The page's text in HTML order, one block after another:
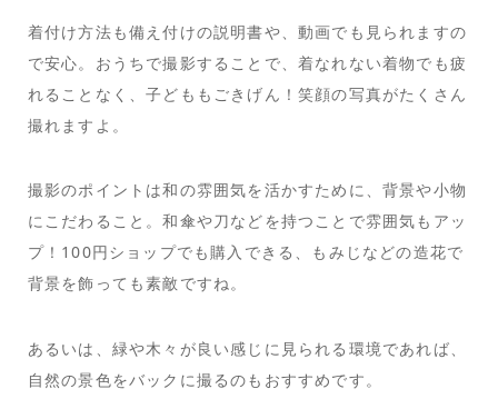
着付け方法も備え付けの説明書や、動画でも見られますの
で安心。おうちで撮影することで、着なれない着物でも疲
れることなく、子どももごきげん！笑顔の写真がたくさん
撮れますよ。
撮影のポイントは和の雰囲気を活かすために、背景や小物
にこだわること。和傘や刀などを持つことで雰囲気もアッ
プ！100円ショップでも購入できる、もみじなどの造花で
背景を飾っても素敵ですね。
あるいは、緑や木々が良い感じに見られる環境であれば、
自然の景色をバックに撮るのもおすすめです。